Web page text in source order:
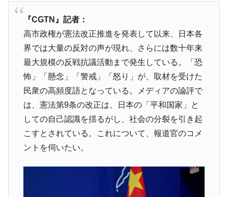
た ⇒ 国家が行った恐るべき株価操作であり、空前の国政壟
『Money1』
韓国･警察職員が「丸刈りになって抗議活
動」
『Money1』
中国だけが鉄鋼輸出を異常増加させる ⇒ 中
国の過剰生産が世界を蝕む。
『Money1』
韓国製造業「半導体絶好調」のウラで他業
種は全般的「不調」⇒ PSIが示す現況は決して良くない。
『Money1』
【米韓激突案件】韓国消費者院が『クーパ
ン』1人当たり賠償10万ウォンを認定 ⇒ 総額3兆7,000億
『Money1』 韓国で猛暑。南東部では干ばつ
「KDDX」1番艦、2032年竣工と公示
【対日本円】ウォン安が急進！ 日米の協調
『CGTN』記者：
高市政権が憲法改正推進を発表して以来、日本各
界では大量の反対の声が現れ、さらには数十年来
最大規模の反戦抗議活動まで発生している。「恐
怖」「懸念」「警戒」「怒り」が、取材を受けた
民衆の高頻度語となっている。メディアの論評で
は、憲法第9条の改正は、日本の「平和国家」と
しての自己認識を揺るがし、社会の分裂を引き起
こすとされている。これについて、報道官のコメ
ントを伺いたい。